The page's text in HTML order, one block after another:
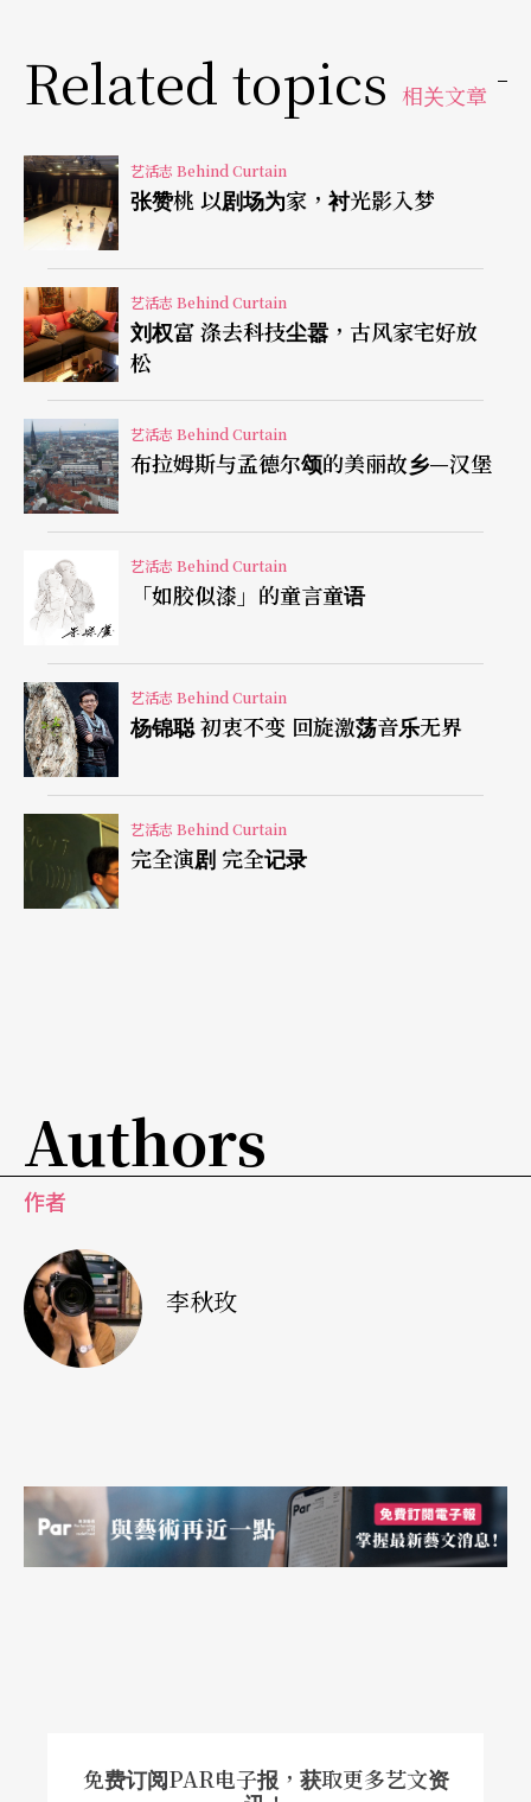
如今当了老师，交通工具换成了公车加捷运。不喜
欢自己开车，因为无法休息外，最令她畏惧的是要
跟一般开车族的习性搏斗。权衡之下，她宁愿多花
时间。虽然早已不用再像当时那样在车里写字，但
颜华容随身一定带著iPad看书。不过这段期间大概
是人与人最靠近的时刻，敏锐的她总可以从中观察
人生百态，从人性、哲学、历史、自然科学……什
么都可以想。
如果清楚一个演奏家生命中百分之九十五的时间都
跟音乐有关、并且几十年来连睡觉都有音符出现的
时候，就会知道这段被迫一定要花掉的时间也是种
收获。就这样她每天早出晚归，「灰扑扑地」赶
路。
练琴有撇步 也要策略与效率
练琴常最令人莫可奈何地，就是即使今天练到了一
百分，睡了一觉之后绝对不可能从第一百零一分开
划好的事。
演奏时需要全神贯注，耗费的体力也非常大。特别
是合作的团队如果出状况，那么消耗的精神将会是
加倍以上。她说：「曾有人在音乐会后说我一架钢
琴塞在整个乐团中间，还能够有那么大的声音，谁
很在乎，但结果不会让自己开心的事，是她的策略
之一。
让眼睛射出闪闪光芒！
Related topics 相关文章
艺活志 Behind Curtain
张赞桃 以剧场为家，衬光影入梦
艺活志 Behind Curtain
刘权富 涤去科技尘嚣，古风家宅好放
松
艺活志 Behind Curtain
布拉姆斯与孟德尔颂的美丽故乡—汉堡
艺活志 Behind Curtain
「如胶似漆」的童言童语
艺活志 Behind Curtain
杨锦聪 初衷不变 回旋激荡音乐无界
艺活志 Behind Curtain
完全演剧 完全记录
Authors
作者
李秋玫
免费订阅PAR电子报，获取更多艺文资